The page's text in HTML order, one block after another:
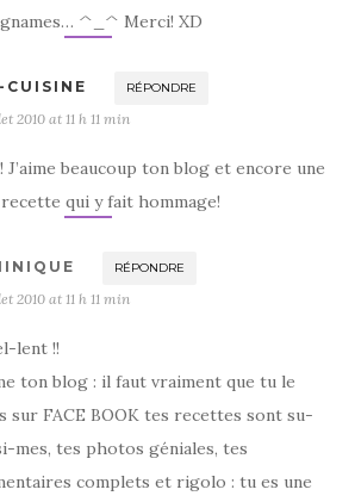
^_^ Merci! XD
CUISINE RÉPONDRE
2010 at 11 h 11 min
J’aime beaucoup ton blog et encore une
qui y fait hommage!
RÉPONDRE
2010 at 11 h 11 min
lent !!
ton blog : il faut vraiment que tu le
sur FACE BOOK tes recettes sont su-
mes, tes photos géniales, tes
complets et rigolo : tu es une